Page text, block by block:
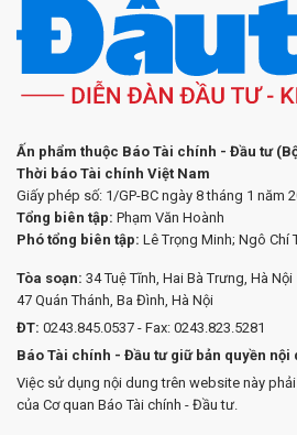
Ấn phẩm thuộc Báo Tài chính - Đầu tư
Thời báo Tài chính Việt Nam
Giấy phép số: 1/GP-BC ngày 8 tháng 1 năm
Tổng biên tập: Phạm Văn Hoành
Phó tổng biên tập: Lê Trọng Minh; Ngô Chí
Tòa soạn: 34 Tuệ Tĩnh, Hai Bà Trưng, Hà Nội
47 Quán Thánh, Ba Đình, Hà Nội
ĐT: 0243.845.0537 - Fax: 0243.823.5281
Báo Tài chính - Đầu tư giữ bản quyền
Việc sử dụng nội dung trên website này
của Cơ quan Báo Tài chính - Đầu tư.